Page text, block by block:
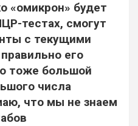
«омикрон» будет
тестах, смогут
с текущими
его
тоже большой
числа
что мы не знаем